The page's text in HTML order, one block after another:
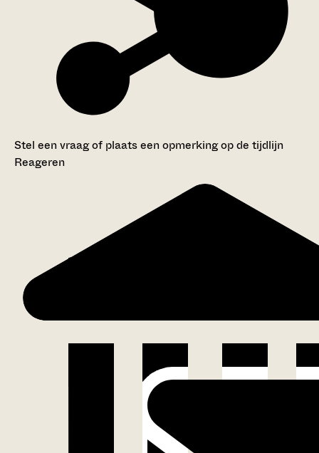
Stel een vraag of plaats een opmerking op de tijdlijn
Reageren